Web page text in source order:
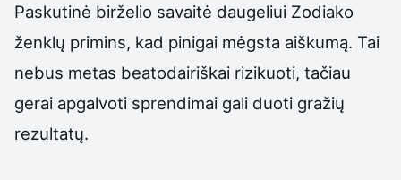
Paskutinė birželio savaitė daugeliui Zodiako
ženklų primins, kad pinigai mėgsta aiškumą. Tai
nebus metas beatodairiškai rizikuoti, tačiau
gerai apgalvoti sprendimai gali duoti gražių
rezultatų.